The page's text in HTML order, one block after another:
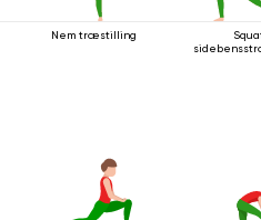
Nem træstilling